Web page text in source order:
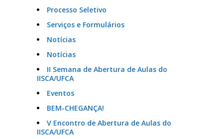
Processo Seletivo
Serviços e Formulários
Notícias
Notícias
II Semana de Abertura de Aulas do
IISCA/UFCA
Eventos
BEM-CHEGANÇA!
V Encontro de Abertura de Aulas do
IISCA/UFCA